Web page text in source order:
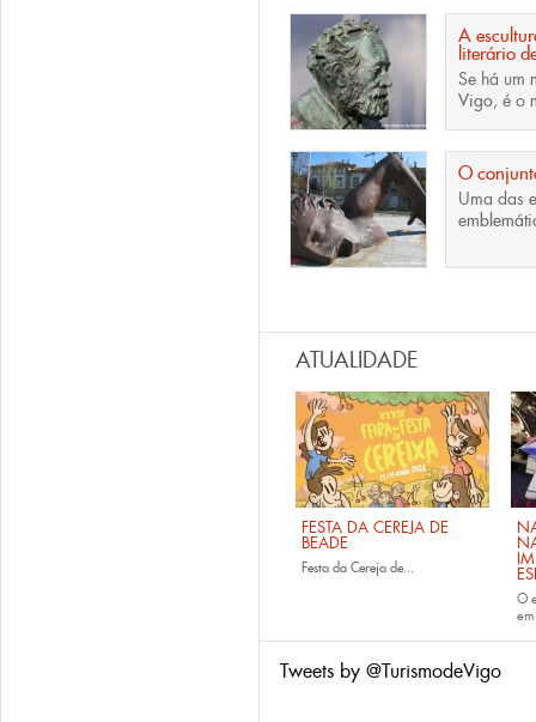
A
literário
Se há um
Vigo, é o
O
Uma das
ATUALIDADE
FESTA DA CEREJA DE
BEADE
Festa da Cereja de...
O
Tweets by @TurismodeVigo